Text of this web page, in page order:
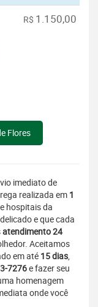
R$ 1.150,00
Flores
imediato de
realizada em 1
hospitais da
e que cada
atendimento 24
Aceitamos
em até 15 dias,
7276e fazer seu
homenagem
onde você